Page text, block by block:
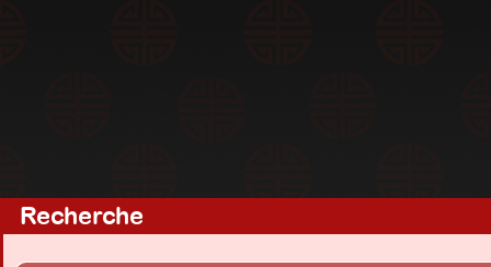
Recherche